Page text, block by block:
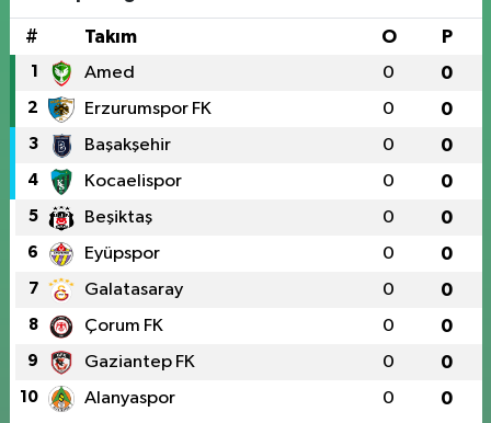
# Takım O P
1 Amed 0 0
2 Erzurumspor FK 0 0
3 Başakşehir 0 0
4 Kocaelispor 0 0
5 Beşiktaş 0 0
6 Eyüpspor 0 0
7 Galatasaray 0 0
8 Çorum FK 0 0
9 Gaziantep FK 0 0
10 Alanyaspor 0 0